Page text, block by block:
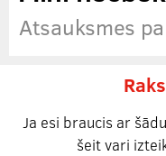
Atsauksmes
Ja esi braucis ar
šeit vari